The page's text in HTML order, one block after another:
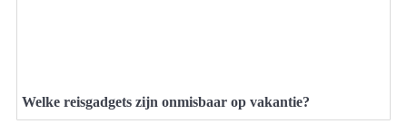
Welke reisgadgets zijn onmisbaar op vakantie?